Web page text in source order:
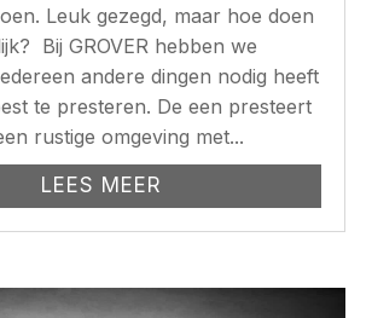
Leuk gezegd, maar hoe doen
Bij GROVER hebben we
andere dingen nodig heeft
te presteren. De een presteert
rustige omgeving met...
LEES MEER